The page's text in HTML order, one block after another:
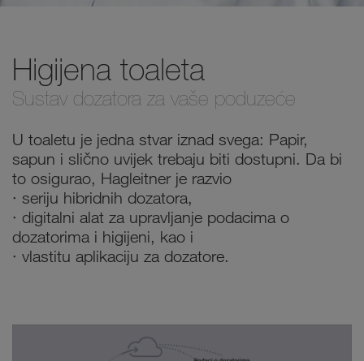
Higijena toaleta
Sustav dozatora za vaše poduzeće
U toaletu je jedna stvar iznad svega: Papir,
sapun i slično uvijek trebaju biti dostupni. Da bi
to osigurao, Hagleitner je razvio
· seriju hibridnih dozatora,
· digitalni alat za upravljanje podacima o
dozatorima i higijeni, kao i
· vlastitu aplikaciju za dozatore.